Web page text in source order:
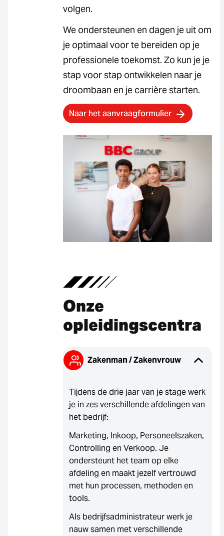
volgen.
We ondersteunen en dagen je uit om
je optimaal voor te bereiden op je
professionele toekomst. Zo kun je je
stap voor stap ontwikkelen naar je
droombaan en je carrière starten.
Naar het aanvraagformulier
Onze
opleidingscentra
Zakenman / Zakenvrouw
Tijdens de drie jaar van je stage werk
je in zes verschillende afdelingen van
het bedrijf:
Marketing, Inkoop, Personeelszaken,
Controlling en Verkoop. Je
ondersteunt het team op elke
afdeling en maakt jezelf vertrouwd
met hun processen, methoden en
tools.
Als bedrijfsadministrateur werk je
nauw samen met verschillende